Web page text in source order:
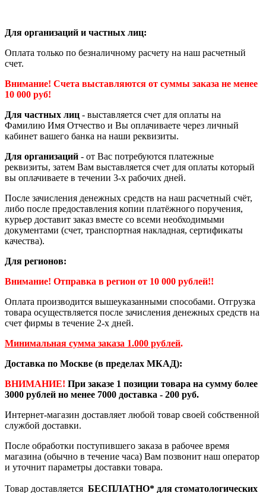
Для организаций и частных лиц:
Оплата только по безналичному расчету на наш расчетный
счет.
Внимание! Счета выставляются от суммы заказа не менее
10 000 руб!
Для частных лиц - выставляется счет для оплаты на
Фамилию Имя Отчество и Вы оплачиваете через личный
кабинет вашего банка на наши реквизиты.
Для организаций - от Вас потребуются платежные
реквизиты, затем Вам выставляется счет для оплаты который
вы оплачиваете в течении 3-х рабочих дней.
После зачисления денежных средств на наш расчетный счёт,
либо после предоставления копии платёжного поручения,
курьер доставит заказ вместе со всеми необходимыми
документами (счет, транспортная накладная, сертификаты
качества).
Для регионов:
Внимание! Отправка в регион от 10 000 рублей!!
Оплата производится вышеуказанными способами. Отгрузка
товара осуществляется после зачисления денежных средств на
счет фирмы в течение 2-х дней.
Минимальная сумма заказа 1.000 рублей.
Доставка по Москве (в пределах МКАД):
ВНИМАНИЕ! При заказе 1 позиции товара на сумму более
3000 рублей но менее 7000 доставка - 200 руб.
Интернет-магазин доставляет любой товар своей собственной
службой доставки.
После обработки поступившего заказа в рабочее время
магазина (обычно в течение часа) Вам позвонит наш оператор
и уточнит параметры доставки товара.
Товар доставляется БЕСПЛАТНО* для стоматологических